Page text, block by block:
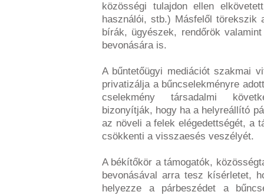
közösségi tulajdon ellen
használói, stb.) Másfelől törekszik
bírák, ügyészek, rendőrök
bevonására is.
A bűntetőügyi mediációt szakmai
privatizálja a bűncselekményre
cselekmény társadalmi
bizonyítják, hogy ha a helyreállító
az növeli a felek elégedettségét, a
csökkenti a visszaesés veszélyét.
A békítőkör a támogatók,
bevonásával arra tesz kísérletet,
helyezze a párbeszédet a